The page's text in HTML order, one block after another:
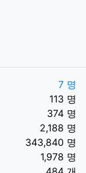
7 명
113 명
374 명
2,188 명
343,840 명
1,978 명